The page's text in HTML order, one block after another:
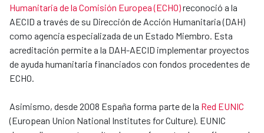
Humanitaria de la Comisión Europea (ECHO)reconoció a la
AECID a través de su Dirección de Acción Humanitaria (DAH)
como agencia especializada de un Estado Miembro. Esta
acreditación permite a la DAH-AECID implementar proyectos
de ayuda humanitaria financiados con fondos procedentes de
ECHO.
Asimismo, desde 2008 España forma parte de la Red EUNIC
(European Union National Institutes for Culture). EUNIC